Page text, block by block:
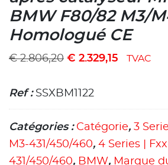
BMW F80/82 M3/
Homologué CE
€2.806,20 € 2.329,15 TVAC
Ref : SSXBM1122
Catégories : Catégorie, 3
M3-431/450/460, 4 Series |
431/450/460, BMW, Marque